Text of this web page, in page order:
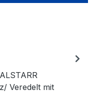
Veredelt mit